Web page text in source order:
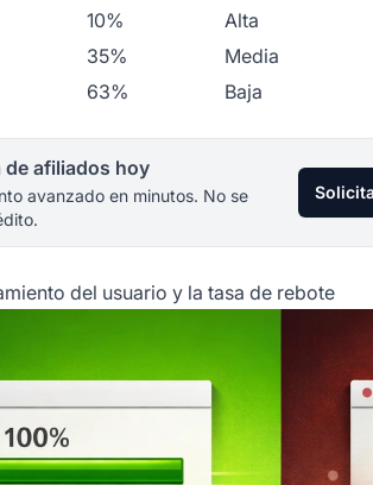
10%
Alta
35%
Media
63% Baja
de afiliados hoy
avanzado en minutos. No se
del usuario y la tasa de rebote